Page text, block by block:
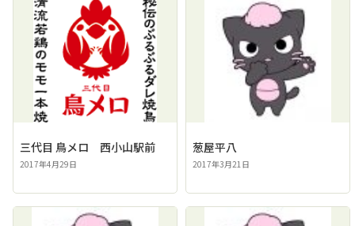
三代目 鳥メロ 西小山駅前
2017年4月29日
葱屋平八
2017年3月21日